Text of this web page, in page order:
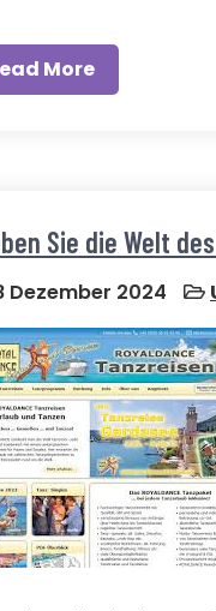
More
Sie die Welt
Dezember 2024